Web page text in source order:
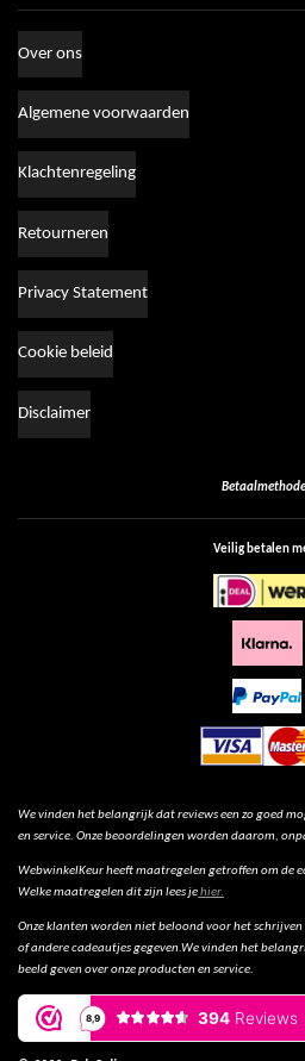
Over ons
Algemene voorwaarden
Klachtenregeling
Retourneren
Privacy Statement
Cookie beleid
Disclaimer
Veilig betalen
We vinden het belangrijk dat reviews een zo goed
en service. Onze beoordelingen worden daarom,
WebwinkelKeur heeft maatregelen getroffen om de
Welke maatregelen dit zijn lees jehier.
Onze klanten worden niet beloond voor het
of andere cadeautjes gegeven.We vinden het
beeld geven over onze producten en service.